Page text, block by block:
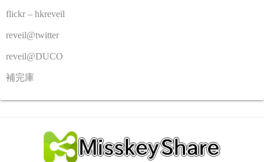
flickr – hkreveil
reveil@twitter
reveil@DUCO
補完庫